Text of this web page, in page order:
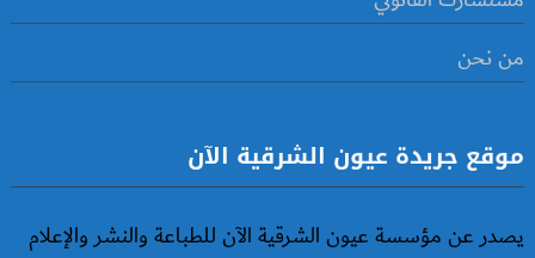
من نحن
موقع جريدة عيون الشرقية الآن
يصدر عن مؤسسة عيون الشرقية الآن للطباعة والنشر والإعلام